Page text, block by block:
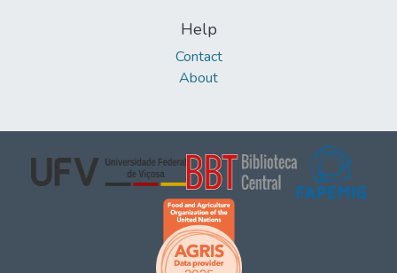
Help
Contact
About